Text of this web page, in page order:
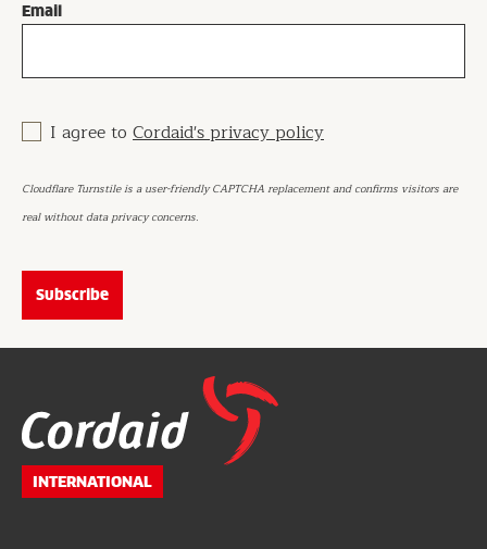
Email
I agree to Cordaid's privacy policy
Cloudflare Turnstile is a user-friendly CAPTCHA replacement and confirms visitors are
real without data privacy concerns.
footer
INTERNATIONAL